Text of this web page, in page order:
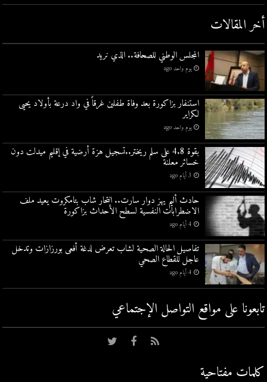
أخر المقالات
المجلس الوطني للصحافة.. الذي نريد
يوم واحد ago
استنفار بزاكورة بعد وفاة طفلين غرقاً في واد درعة بأولاد يحيى
لكراير
يوم واحد ago
بقوة 4.8 على سلم ريختر..تسجيل هزة أرضية في إقليم ميدلت دون
خسائر معلنة
3 أيام ago
حادث أليم يهز دوار سارت.. انتحار شاب بتامكروت يعيد ملف
الاضطرابات النفسية لسطح الأحداث بزاكورة
4 أيام ago
تفاصيل الحالة الصحية لشاب تعرض لدغة أفعى بورزازات وتدخل
عاجل للقطاع الصحي
4 أيام ago
تابعونا على مواقع التواصل اﻹجتماعي
كلمات مفتاحية